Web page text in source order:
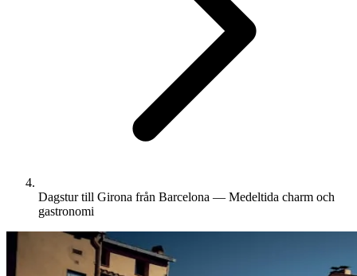
Dagstur till Girona från Barcelona — Medeltida charm och
gastronomi